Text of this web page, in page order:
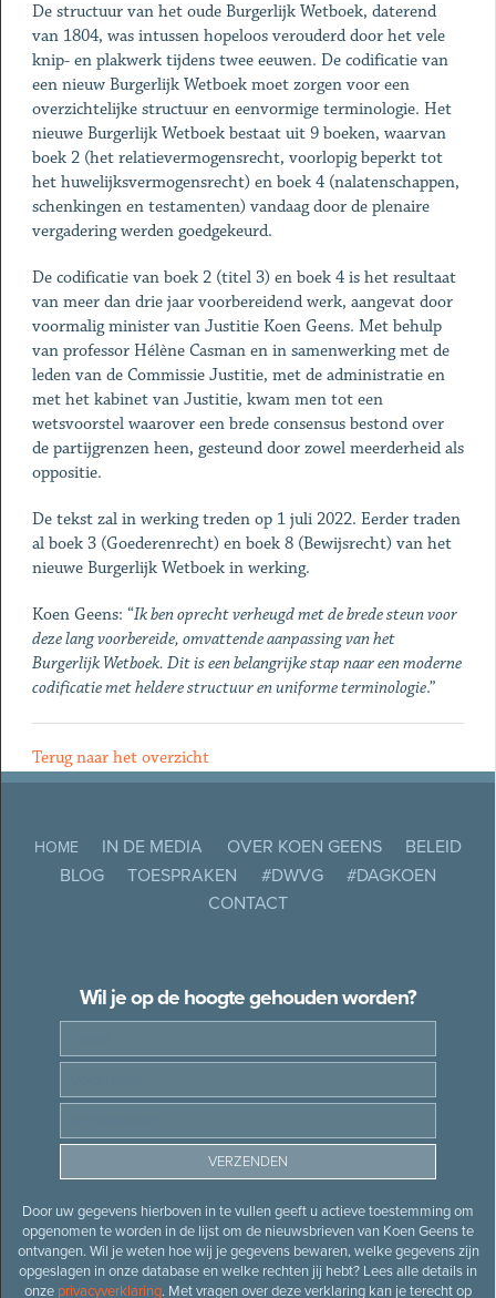
De structuur van het oude Burgerlijk Wetboek, daterend
van 1804, was intussen hopeloos verouderd door het vele
knip- en plakwerk tijdens twee eeuwen. De codificatie van
een nieuw Burgerlijk Wetboek moet zorgen voor een
overzichtelijke structuur en eenvormige terminologie. Het
nieuwe Burgerlijk Wetboek bestaat uit 9 boeken, waarvan
boek 2 (het relatievermogensrecht, voorlopig beperkt tot
het huwelijksvermogensrecht) en boek 4 (nalatenschappen,
schenkingen en testamenten) vandaag door de plenaire
vergadering werden goedgekeurd.
De codificatie van boek 2 (titel 3) en boek 4 is het resultaat
van meer dan drie jaar voorbereidend werk, aangevat door
voormalig minister van Justitie Koen Geens. Met behulp
van professor Hélène Casman en in samenwerking met de
leden van de Commissie Justitie, met de administratie en
met het kabinet van Justitie, kwam men tot een
wetsvoorstel waarover een brede consensus bestond over
de partijgrenzen heen, gesteund door zowel meerderheid als
oppositie.
De tekst zal in werking treden op 1 juli 2022. Eerder traden
al boek 3 (Goederenrecht) en boek 8 (Bewijsrecht) van het
nieuwe Burgerlijk Wetboek in werking.
Koen Geens: “Ik ben oprecht verheugd met de brede steun voor
deze lang voorbereide, omvattende aanpassing van het
Burgerlijk Wetboek. Dit is een belangrijke stap naar een moderne
codificatie met heldere structuur en uniforme terminologie.”
Terug naar het overzicht
HOME IN DE MEDIA OVER KOEN GEENS
BELEID
BLOG
TOESPRAKEN #DWVG
#DAGKOEN
CONTACT
Wil je op de hoogte gehouden worden?
Door uw gegevens hierboven in te vullen geeft u actieve toestemming om
opgenomen te worden in de lijst om de nieuwsbrieven van Koen Geens te
ontvangen. Wil je weten hoe wij je gegevens bewaren, welke gegevens zijn
opgeslagen in onze database en welke rechten jij hebt? Lees alle details in
onze privacyverklaring. Met vragen over deze verklaring kan je terecht op